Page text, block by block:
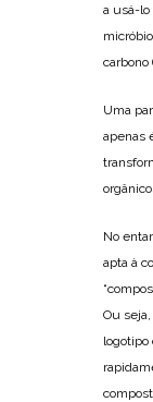
a usá-lo
carbono
Uma
apenas
No
apta à
Ou
logotipo